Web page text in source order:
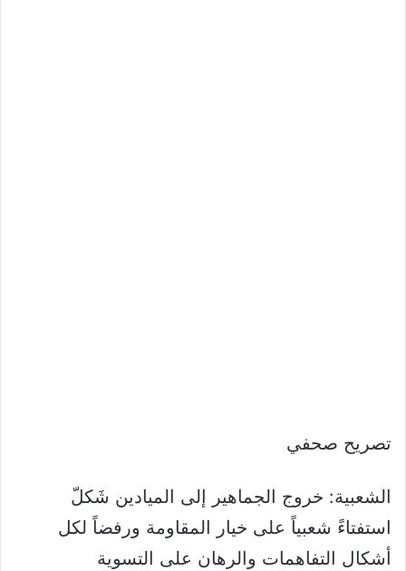
تصريح صحفي
الشعبية: خروج الجماهير إلى الميادين شَكلّ
استفتاءً شعبياً على خيار المقاومة ورفضاً لكل
أشكال التفاهمات والرهان على التسوية